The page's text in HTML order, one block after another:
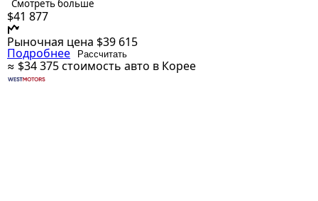
Смотреть больше
$41 877
Рыночная цена $39 615
Подробнее Рассчитать
≈ $34 375стоимость авто в Корее